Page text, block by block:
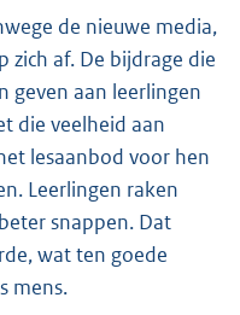
de nieuwe media,
af. De bijdrage die
geven aan leerlingen
die veelheid aan
lesaanbod voor hen
Leerlingen raken
snappen. Dat
wat ten goede
mens.